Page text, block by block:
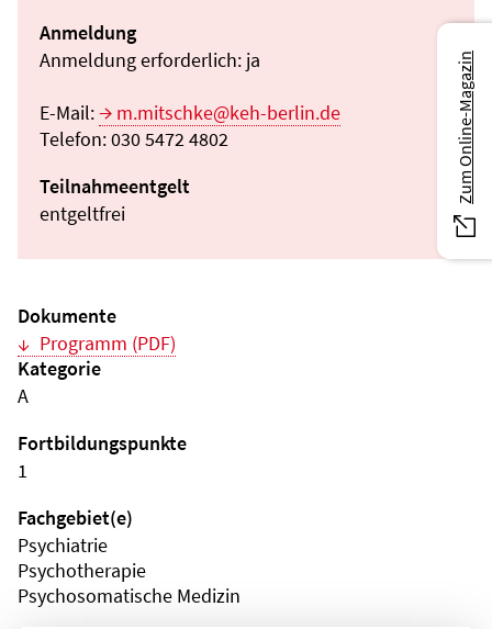
Anmeldung
Anmeldung erforderlich: ja
E-Mail:
m.mitschke@keh-berlin.de
Telefon: 030 5472 4802
Teilnahmeentgelt
entgeltfrei
Dokumente
Programm (PDF)
Kategorie
A
Fortbildungspunkte
1
Fachgebiet(e)
Psychiatrie
Psychotherapie
Psychosomatische Medizin
Zum Online-Magazin